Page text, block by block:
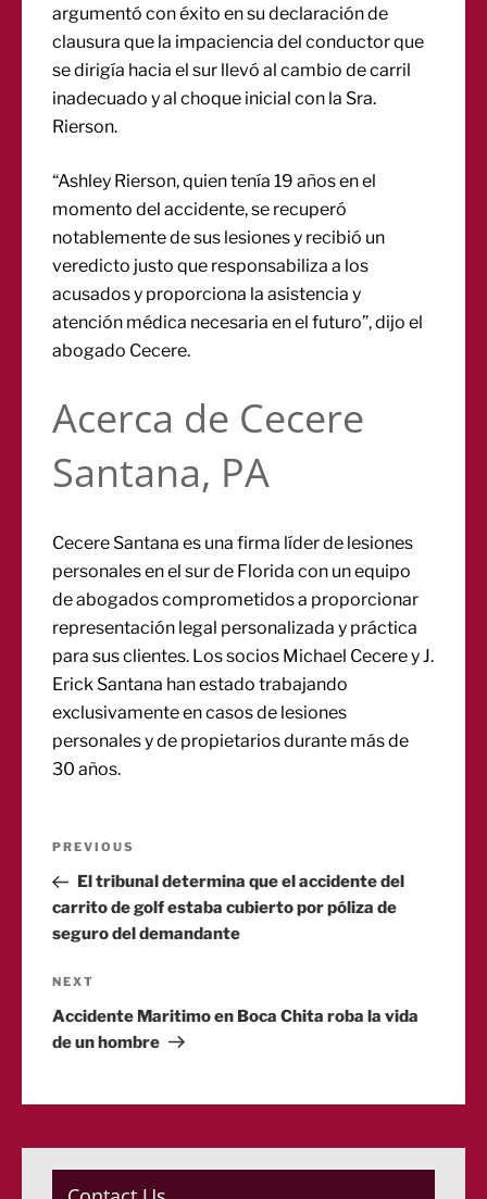
argumentó con éxito en su declaración de
clausura que la impaciencia del conductor que
se dirigía hacia el sur llevó al cambio de carril
inadecuado y al choque inicial con la Sra.
Rierson.
“Ashley Rierson, quien tenía 19 años en el
momento del accidente, se recuperó
notablemente de sus lesiones y recibió un
veredicto justo que responsabiliza a los
acusados y proporciona la asistencia y
atención médica necesaria en el futuro”, dijo el
abogado Cecere.
Acerca de Cecere
Santana, PA
Cecere Santana es una firma líder de lesiones
personales en el sur de Florida con un equipo
de abogados comprometidos a proporcionar
representación legal personalizada y práctica
para sus clientes. Los socios Michael Cecere y J.
Erick Santana han estado trabajando
exclusivamente en casos de lesiones
personales y de propietarios durante más de
30 años.
Post
navigation
Previous
Post
PREVIOUS
El tribunal determina que el accidente del
carrito de golf estaba cubierto por póliza de
seguro del demandante
Next
Post
NEXT
Accidente Maritimo en Boca Chita roba la vida
de un hombre